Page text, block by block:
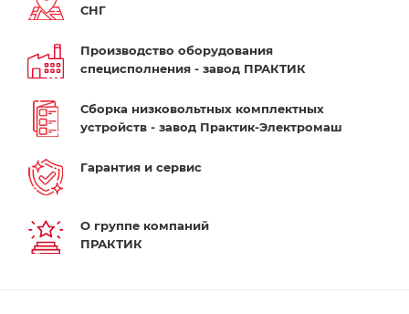
СНГ
Производство оборудования
специсполнения - завод ПРАКТИК
Сборка низковольтных комплектных
устройств - завод Практик-Электромаш
Гарантия и сервис
О группе компаний
ПРАКТИК